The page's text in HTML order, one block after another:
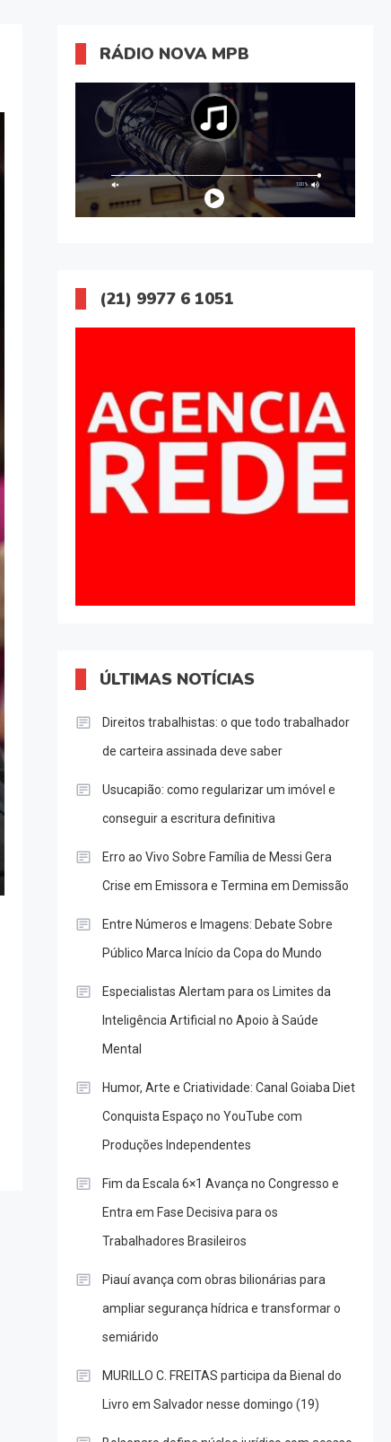
RÁDIO NOVA MPB
(21) 9977 6 1051
ÚLTIMAS NOTÍCIAS
Direitos trabalhistas: o que todo trabalhador
de carteira assinada deve saber
Usucapião: como regularizar um imóvel e
conseguir a escritura definitiva
Erro ao Vivo Sobre Família de Messi Gera
Crise em Emissora e Termina em Demissão
Entre Números e Imagens: Debate Sobre
Público Marca Início da Copa do Mundo
Especialistas Alertam para os Limites da
Inteligência Artificial no Apoio à Saúde
Mental
Humor, Arte e Criatividade: Canal Goiaba Diet
Conquista Espaço no YouTube com
Produções Independentes
Fim da Escala 6×1 Avança no Congresso e
Entra em Fase Decisiva para os
Trabalhadores Brasileiros
Piauí avança com obras bilionárias para
ampliar segurança hídrica e transformar o
semiárido
MURILLO C. FREITAS participa da Bienal do
Livro em Salvador nesse domingo (19)